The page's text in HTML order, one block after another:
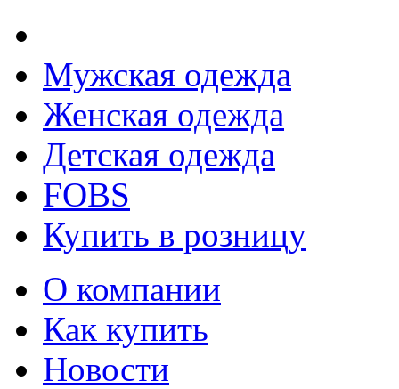
Мужская одежда
Женская одежда
Детская одежда
FOBS
Купить в розницу
О компании
Как купить
Новости